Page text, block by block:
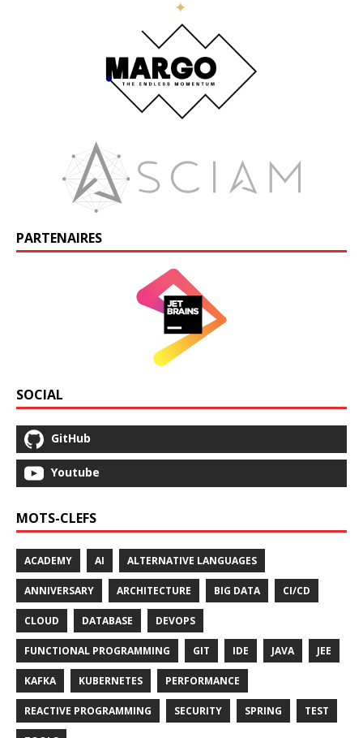
PARTENAIRES
SOCIAL
GitHub
Youtube
MOTS-CLEFS
ACADEMY AI ALTERNATIVE LANGUAGES
ANNIVERSARY ARCHITECTURE BIG DATA CI/CD
CLOUD DATABASE DEVOPS
FUNCTIONAL PROGRAMMING GIT IDE JAVA JEE
KAFKA KUBERNETES PERFORMANCE
REACTIVE PROGRAMMING SECURITY SPRING TEST